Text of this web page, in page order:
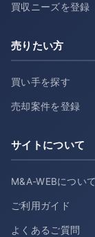
買収ニーズを登録
売りたい方
買い手を探す
売却案件を登録
サイトについて
M&A-WEBについて
ご利用ガイド
よくあるご質問